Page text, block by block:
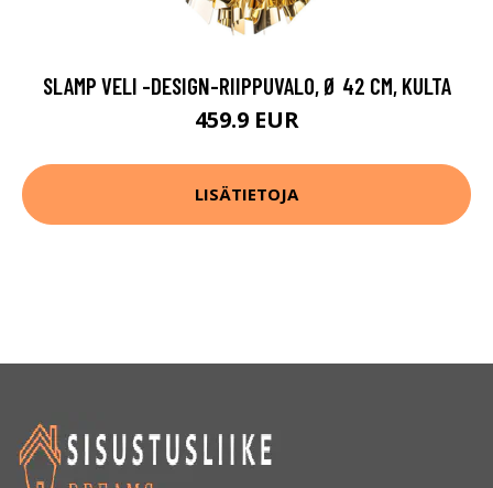
SLAMP VELI -DESIGN-RIIPPUVALO, Ø 42 CM, KULTA
459.9 EUR
LISÄTIETOJA